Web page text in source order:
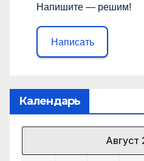
Напишите — решим!
Написать
Календарь
Август